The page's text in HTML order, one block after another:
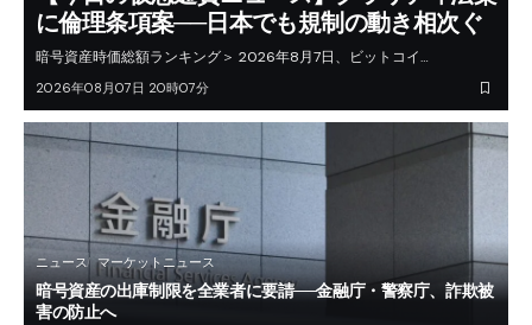
に倫理条項案──日本でも規制の動き相次ぐ
暗号資産時価総額ランキング＞ 2026年8月7日、ビットコイ…
2026年08月07日 20時07分
ニュース マーケットニュース
暗号資産の出庫制限を全業者に要請──金融庁・警察庁、詐欺被
害の防止へ